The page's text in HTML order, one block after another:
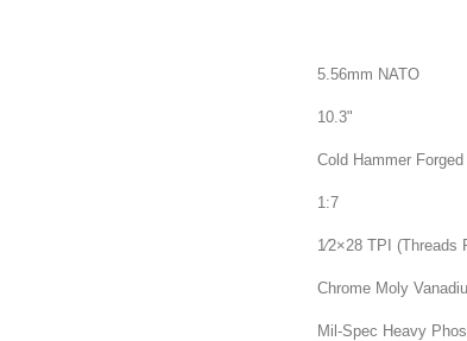
5.56mm NATO
10.3"
Cold Hammer Forged
1:7
1⁄2×28 TPI (Threads
Chrome Moly
Mil-Spec Heavy